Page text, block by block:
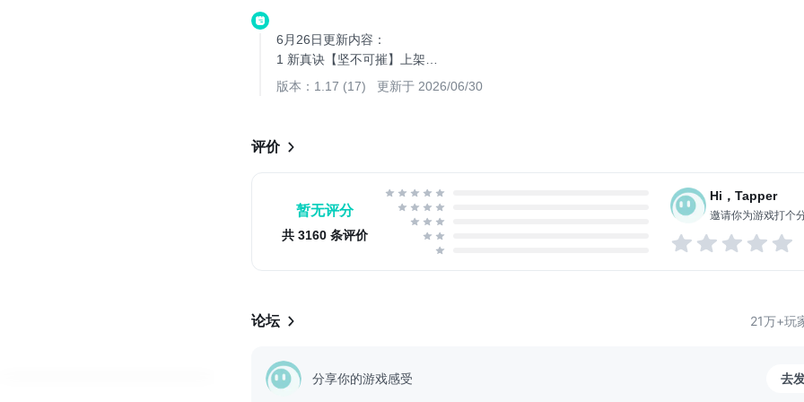
豪杰云集 神修魔将尽归麾下-伙伴
探索三界 收尽天下异宝灵器-法宝
跨界争夺 全服争霸谁领风骚-PVP
号令三界 占地为盟唯我独尊...
6月26日更新内容：
1 新真诀【坚不可摧】上架
2 梦汐觉醒开启【梦汐觉醒包】上架
3 角色限时召唤【玄冥子】
版本：1.17 (17) 更新于 2026/06/30
评价
暂无评分
共 3160 条评价
Hi，Tapper
邀请你为游戏打个
论坛 21万+玩
分享你的游戏感受 去